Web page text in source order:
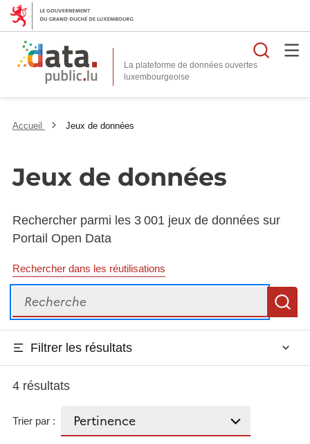
La plateforme de données ouvertes
Accueil Jeux de données
Jeux de données
Rechercher parmi les 3 001 jeux de données sur
Portail Open Data
Rechercher dans les réutilisations
Recherche
Filtrer les résultats
4 résultats
Trier par :